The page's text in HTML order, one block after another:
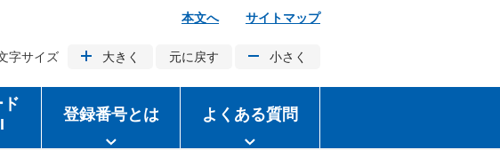
本文へ サイトマップ
字サイズ 大きく 元に戻す 小さく
登録番号とは よくある質問